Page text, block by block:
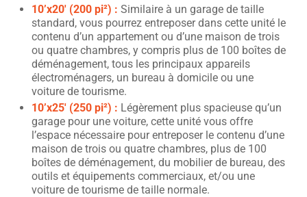
10’x20′ (200 pi²) : Similaire à un garage de taille
standard, vous pourrez entreposer dans cette unité le
contenu d’un appartement ou d’une maison de trois
ou quatre chambres, y compris plus de 100 boîtes de
déménagement, tous les principaux appareils
électroménagers, un bureau à domicile ou une
voiture de tourisme.
10’x25′ (250 pi²) : Légèrement plus spacieuse qu’un
garage pour une voiture, cette unité vous offre
l’espace nécessaire pour entreposer le contenu d’une
maison de trois ou quatre chambres, plus de 100
boîtes de déménagement, du mobilier de bureau, des
outils et équipements commerciaux, et/ou une
voiture de tourisme de taille normale.